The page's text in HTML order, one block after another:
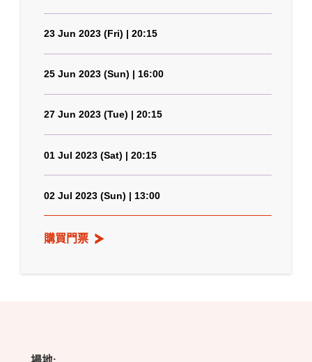
23 Jun 2023 (Fri) | 20:15
25 Jun 2023 (Sun) | 16:00
27 Jun 2023 (Tue) | 20:15
01 Jul 2023 (Sat) | 20:15
02 Jul 2023 (Sun) | 13:00
購買門票